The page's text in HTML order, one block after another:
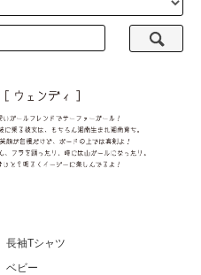
長袖Tシャツ
ベビー